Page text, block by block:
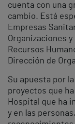
cuenta con una
cambio. Está
Empresas
Organizaciones
Recursos
Dirección de
Su apuesta por
proyectos que
Hospital que ha
y en las